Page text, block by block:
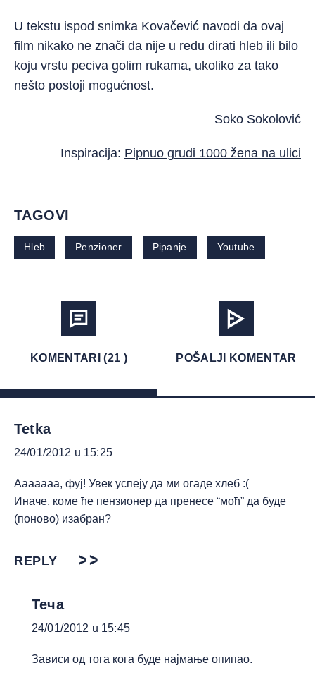
U tekstu ispod snimka Kovačević navodi da ovaj
film nikako ne znači da nije u redu dirati hleb ili bilo
koju vrstu peciva golim rukama, ukoliko za tako
nešto postoji mogućnost.
Soko Sokolović
Inspiracija: Pipnuo grudi 1000 žena na ulici
TAGOVI
Hleb Penzioner Pipanje Youtube
KOMENTARI (21 ) POŠALJI KOMENTAR
Tetka
24/01/2012 u 15:25
Ааааааа, фуј! Увек успеју да ми огаде хлеб :(
Иначе, коме ће пензионер да пренесе “моћ” да буде
(поново) изабран?
REPLY
Теча
24/01/2012 u 15:45
Зависи од тога кога буде најмање опипао.